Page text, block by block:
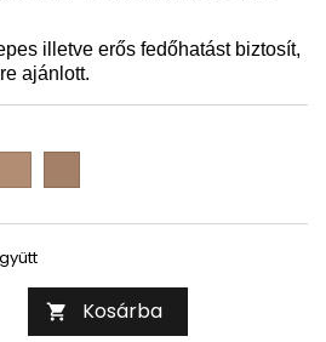
illetve erős fedőhatást biztosít,
ajánlott.
456
 Kosárba